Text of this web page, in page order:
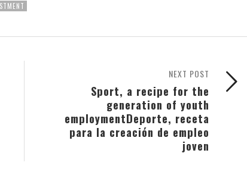
NEXT POST
Sport, a recipe for the
generation of youth
employmentDeporte, receta
para la creación de empleo
joven